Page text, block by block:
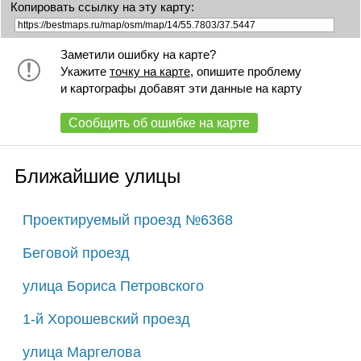
Копировать ссылку на эту карту:
Заметили ошибку на карте?
Укажите точку на карте, опишите проблему
и картографы добавят эти данные на карту
Сообщить об ошибке на карте
Ближайшие улицы
Проектируемый проезд №6368
Беговой проезд
улица Бориса Петровского
1-й Хорошевский проезд
улица Маргелова